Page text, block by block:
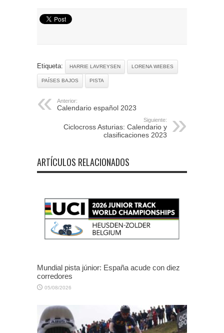
Etiqueta: HARRIE LAVREYSEN LORENA WIEBES
PAÍSES BAJOS PISTA
Anterior:
Calendario español 2023
Siguiente:
Ciclocross Asturias: Calendario y
clasificaciones 2023
ARTÍCULOS RELACIONADOS
Mundial pista júnior: España acude con diez
corredores
05/08/2026